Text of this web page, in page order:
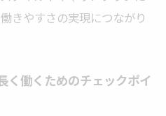
視の求人で快適に働く方
きやすさの実現につながり
く働くためのチェックポイ